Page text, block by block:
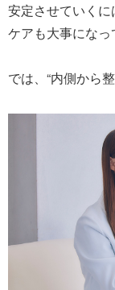
安定させていくに
ケアも大事になっ
では、“内側から